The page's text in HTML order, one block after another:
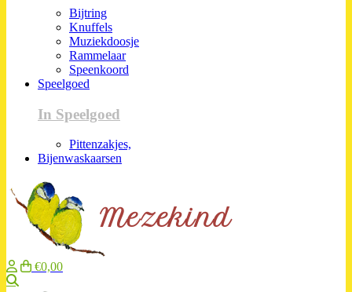
Bijtring
Knuffels
Muziekdoosje
Rammelaar
Speenkoord
Speelgoed
In Speelgoed
Pittenzakjes,
Bijenwaskaarsen
€0,00